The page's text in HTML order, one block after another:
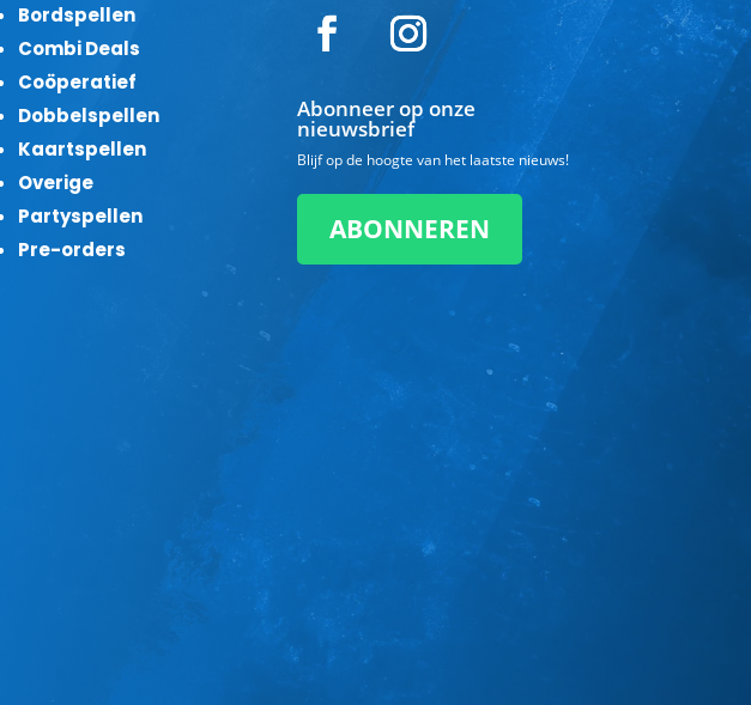
Bordspellen
Combi Deals
Coöperatief
Dobbelspellen
Kaartspellen
Overige
Partyspellen
Pre-orders
Abonneer op onze
nieuwsbrief
Blijf op de hoogte van het laatste nieuws!
ABONNEREN